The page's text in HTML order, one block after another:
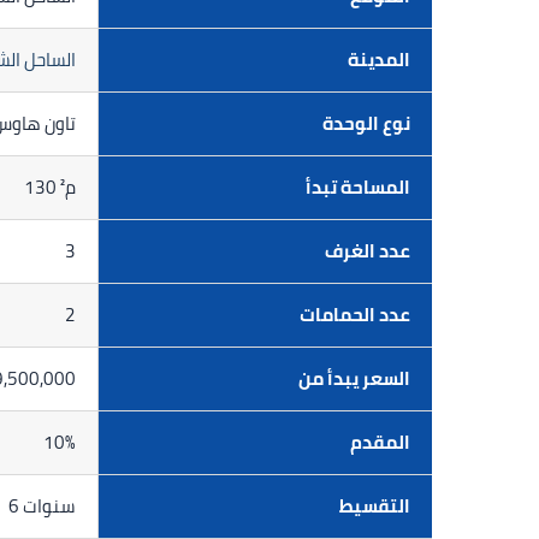
المدينة
الساحل
نوع الوحدة
تاون
المساحة تبدأ
130 م²
عدد الغرف
3
عدد الحمامات
2
السعر يبدأ من
9,500,000
المقدم
10%
التقسيط
6 سنوات